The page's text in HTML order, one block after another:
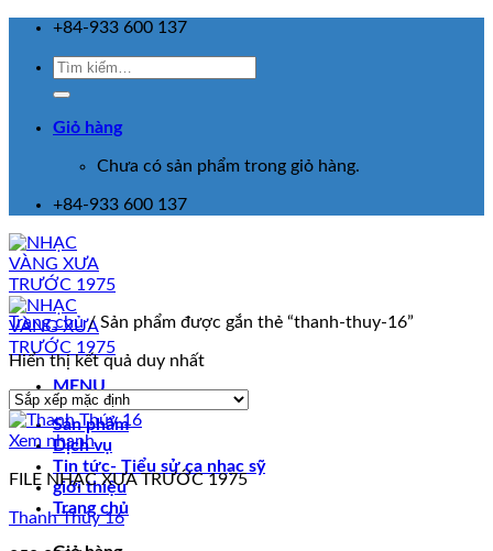
Skip
content
+84-933 600 137
Tìm
Giỏ hàng
Chưa có sản phẩm trong giỏ hàng.
+84-933 600 137
MENU
Sản phẩm
Dịch vụ
Tin tức- Tiểu sử ca nhạc sỹ
giới thiệu
Trang chủ
Trang chủ /Sản phẩm được gắn thẻ “thanh-thuy-16”
Hiển thị kết quả duy nhất
Xem nhanh
FILE NHẠC XƯA TRƯỚC 1975
Thanh Thúy 16